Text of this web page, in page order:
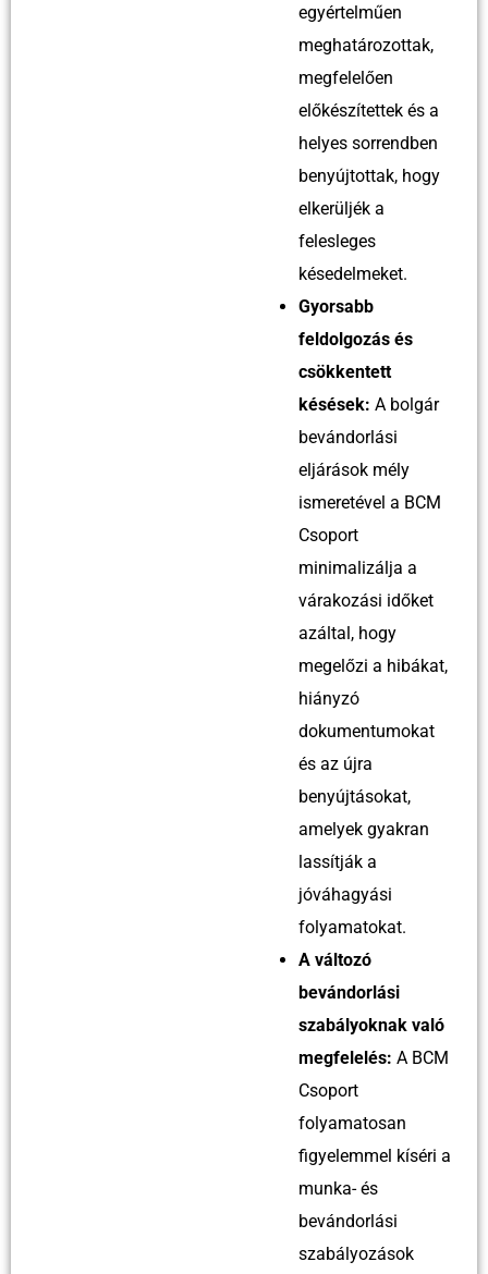
egyértelműen
meghatározottak,
megfelelően
előkészítettek és a
helyes sorrendben
benyújtottak, hogy
elkerüljék a
felesleges
késedelmeket.
Gyorsabb
feldolgozás és
csökkentett
késések: A bolgár
bevándorlási
eljárások mély
ismeretével a BCM
Csoport
minimalizálja a
várakozási időket
azáltal, hogy
megelőzi a hibákat,
hiányzó
dokumentumokat
és az újra
benyújtásokat,
amelyek gyakran
lassítják a
jóváhagyási
folyamatokat.
A változó
bevándorlási
szabályoknak való
megfelelés: A BCM
Csoport
folyamatosan
figyelemmel kíséri a
munka- és
bevándorlási
szabályozások